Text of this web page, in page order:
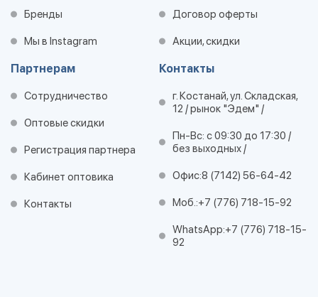
Бренды
Мы в Instagram
Договор оферты
Акции, скидки
Партнерам
Сотрудничество
Оптовые скидки
Регистрация партнера
Кабинет оптовика
Контакты
Контакты
г. Костанай, ул. Складская,
12 / рынок "Эдем" /
Пн-Вс: с 09:30 до 17:30 /
без выходных /
Офис:8 (7142) 56-64-42
Моб.:+7 (776) 718-15-92
WhatsApp:+7 (776) 718-15-
92